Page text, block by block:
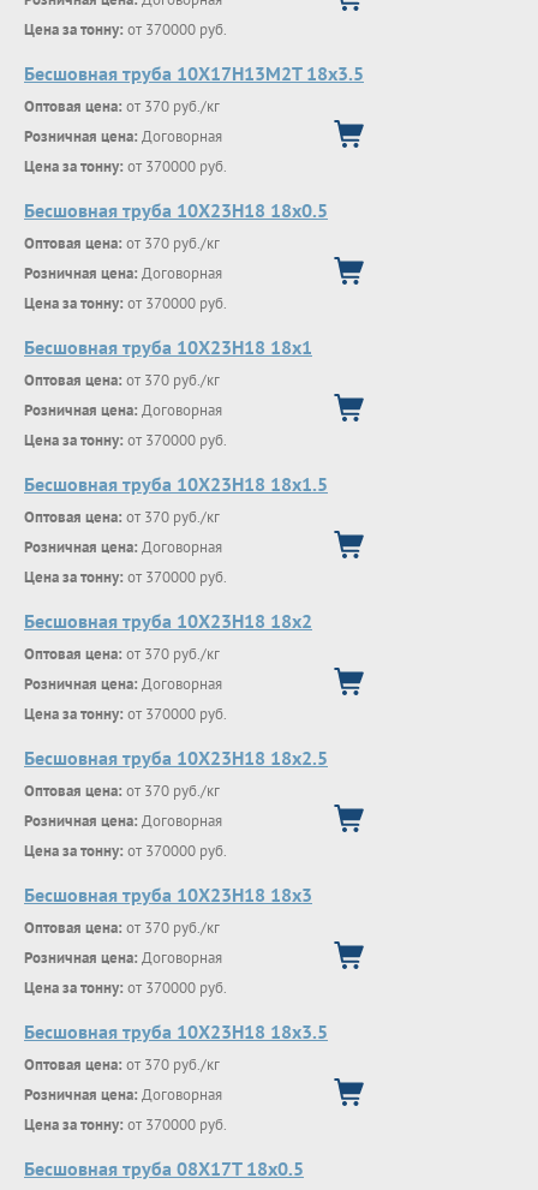
Цена за тонну: от 370000 руб.
Бесшовная труба 10Х17Н13М2Т 18х3.5
Оптовая цена: от 370 руб./кг
Розничная цена: Договорная
Цена за тонну: от 370000 руб.
Бесшовная труба 10Х23Н18 18х0.5
Оптовая цена: от 370 руб./кг
Розничная цена: Договорная
Цена за тонну: от 370000 руб.
Бесшовная труба 10Х23Н18 18х1
Оптовая цена: от 370 руб./кг
Розничная цена: Договорная
Цена за тонну: от 370000 руб.
Бесшовная труба 10Х23Н18 18х1.5
Оптовая цена: от 370 руб./кг
Розничная цена: Договорная
Цена за тонну: от 370000 руб.
Бесшовная труба 10Х23Н18 18х2
Оптовая цена: от 370 руб./кг
Розничная цена: Договорная
Цена за тонну: от 370000 руб.
Бесшовная труба 10Х23Н18 18х2.5
Оптовая цена: от 370 руб./кг
Розничная цена: Договорная
Цена за тонну: от 370000 руб.
Бесшовная труба 10Х23Н18 18х3
Оптовая цена: от 370 руб./кг
Розничная цена: Договорная
Цена за тонну: от 370000 руб.
Бесшовная труба 10Х23Н18 18х3.5
Оптовая цена: от 370 руб./кг
Розничная цена: Договорная
Цена за тонну: от 370000 руб.
Бесшовная труба 08Х17Т 18х0.5